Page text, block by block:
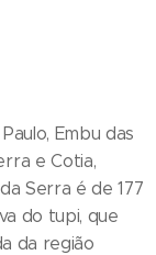
Embu das
e Cotia,
Serra é de 177
do tupi, que
da região